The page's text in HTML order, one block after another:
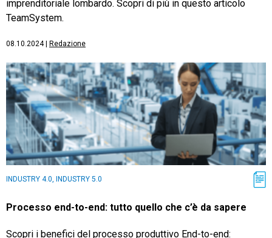
imprenditoriale lombardo. Scopri di più in questo articolo
TeamSystem.
08.10.2024| Redazione
INDUSTRY 4.0, INDUSTRY 5.0
Processo end-to-end: tutto quello che c’è da sapere
Scopri i benefici del processo produttivo End-to-end: